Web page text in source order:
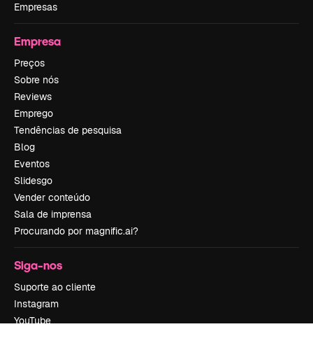
Empresas
Empresa
Preços
Sobre nós
Reviews
Emprego
Tendências de pesquisa
Blog
Eventos
Slidesgo
Vender conteúdo
Sala de imprensa
Procurando por magnific.ai?
Siga-nos
Suporte ao cliente
Instagram
YouTube